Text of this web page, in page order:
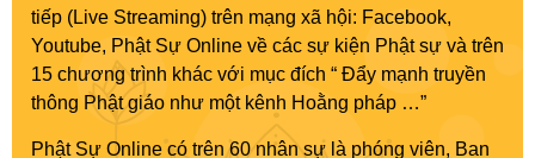
tiếp (Live Streaming) trên mạng xã hội: Facebook,
Youtube, Phật Sự Online về các sự kiện Phật sự và trên
15 chương trình khác với mục đích “ Đẩy mạnh truyền
thông Phật giáo như một kênh Hoằng pháp …”
Phật Sự Online có trên 60 nhân sự là phóng viên, Ban